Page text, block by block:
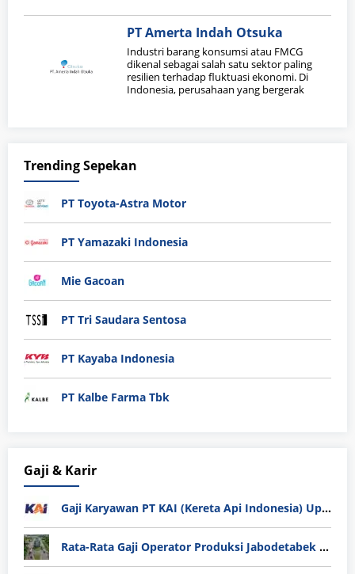
PT Amerta Indah Otsuka
Industri barang konsumsi atau FMCG
dikenal sebagai salah satu sektor paling
resilien terhadap fluktuasi ekonomi. Di
Indonesia, perusahaan yang bergerak
Trending Sepekan
PT Toyota-Astra Motor
PT Yamazaki Indonesia
Mie Gacoan
PT Tri Saudara Sentosa
PT Kayaba Indonesia
PT Kalbe Farma Tbk
Gaji & Karir
Gaji Karyawan PT KAI (Kereta Api Indonesia) Update 2025
Rata-Rata Gaji Operator Produksi Jabodetabek 2025: Bedah Tuntas UMK, Lemburan, dan Realita Hidup Buruh